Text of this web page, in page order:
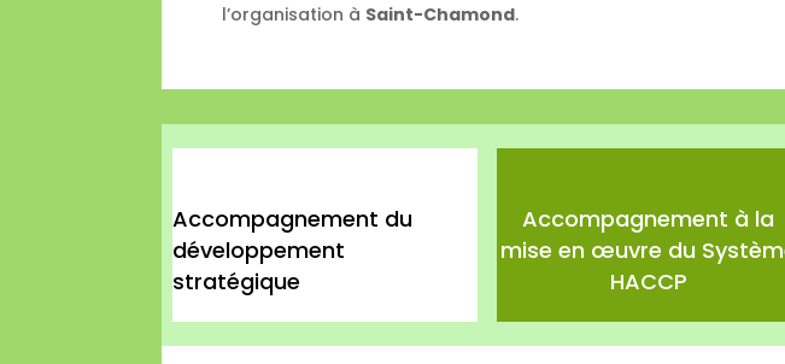
l’organisation à Saint-Chamond.
Accompagnement du
développement
stratégique
Accompagnement à la
mise en œuvre du
HACCP